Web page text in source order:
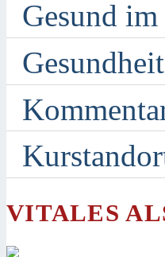
Gesund
VITALES